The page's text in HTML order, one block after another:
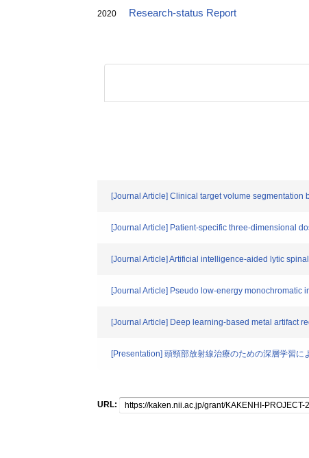
2020 Research-status Report
[Journal Article] Clinical target volume
[Journal Article] Patient-specific three-dimensional
[Journal Article] Artificial intelligence-aided lytic
[Journal Article] Pseudo low-energy
[Journal Article] Deep learning-based metal artifact
[Presentation] 頭頸部放射線治療のための深層学習
URL: